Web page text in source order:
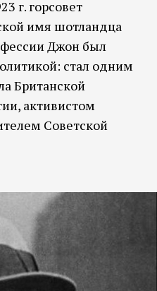
г. горсовет
имя шотландца
Джон был
стал одним
Британской
активистом
Советской